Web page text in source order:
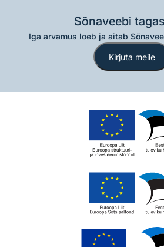
Sõnaveebi
Iga arvamus loeb ja aitab
Kirjuta meile